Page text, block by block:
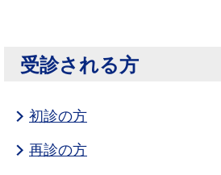
受診される方
初診の方
再診の方